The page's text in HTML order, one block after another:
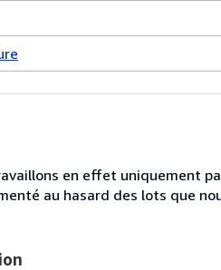
en effet uniquement
au hasard des lots que